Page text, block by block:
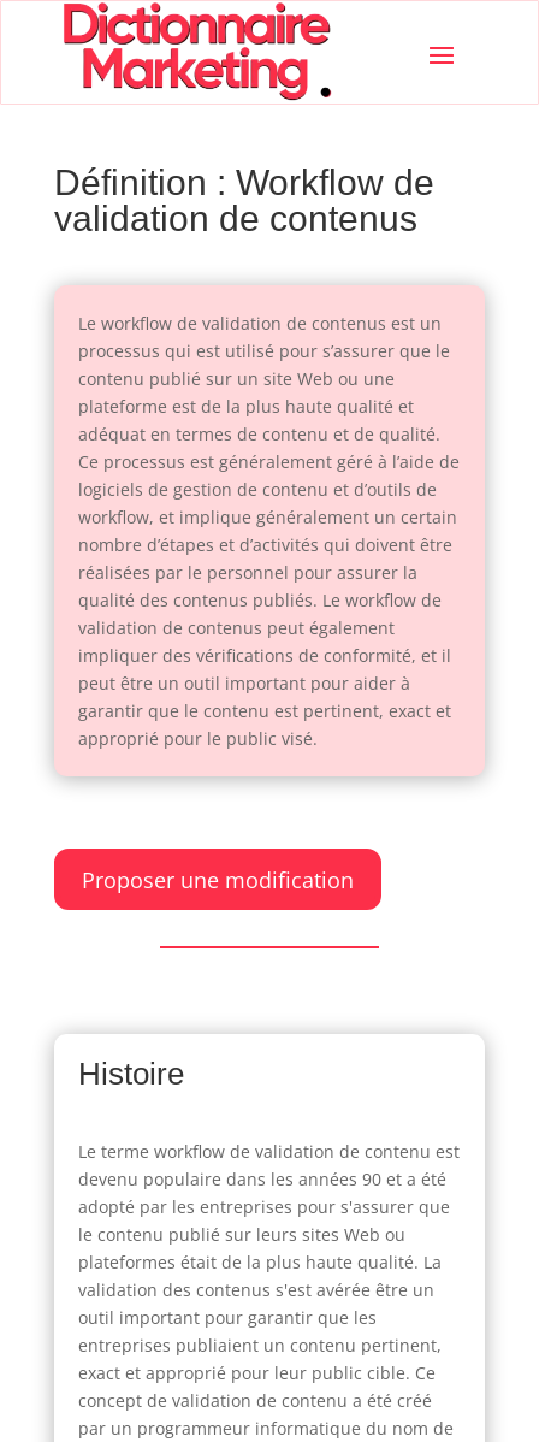
Définition : Workflow de
validation de contenus
Le workflow de validation de contenus est un
processus qui est utilisé pour s’assurer que le
contenu publié sur un site Web ou une
plateforme est de la plus haute qualité et
adéquat en termes de contenu et de qualité.
Ce processus est généralement géré à l’aide de
logiciels de gestion de contenu et d’outils de
workflow, et implique généralement un certain
nombre d’étapes et d’activités qui doivent être
réalisées par le personnel pour assurer la
qualité des contenus publiés. Le workflow de
validation de contenus peut également
impliquer des vérifications de conformité, et il
peut être un outil important pour aider à
garantir que le contenu est pertinent, exact et
approprié pour le public visé.
Proposer une modification
Histoire
Le terme workflow de validation de contenu est
devenu populaire dans les années 90 et a été
adopté par les entreprises pour s'assurer que
le contenu publié sur leurs sites Web ou
plateformes était de la plus haute qualité. La
validation des contenus s'est avérée être un
outil important pour garantir que les
entreprises publiaient un contenu pertinent,
exact et approprié pour leur public cible. Ce
concept de validation de contenu a été créé
par un programmeur informatique du nom de